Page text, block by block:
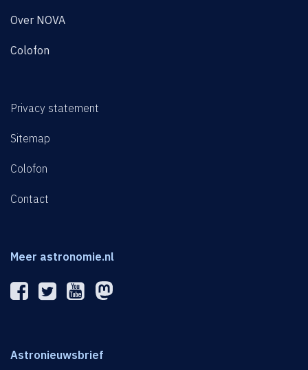
Over NOVA
Colofon
Privacy statement
Sitemap
Colofon
Contact
Meer astronomie.nl
Astronieuwsbrief